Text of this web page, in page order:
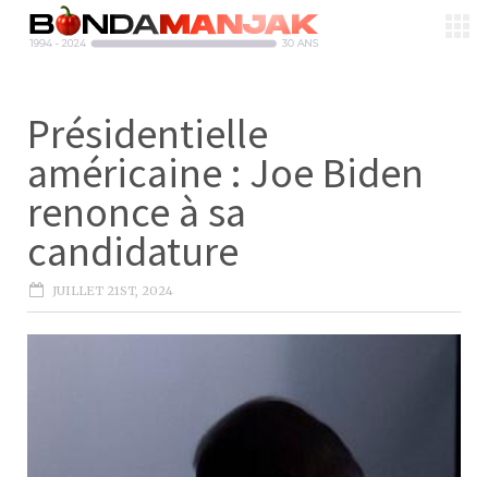
Présidentielle
américaine : Joe Biden
renonce à sa
candidature
JUILLET 21ST, 2024